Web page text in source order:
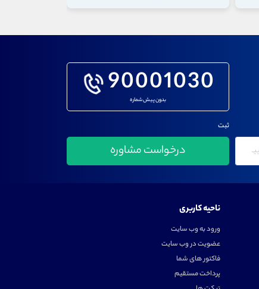
90001030
بدون پیش شماره
ثبت
ناحیه کاربری
ورود به وب سایت
عضویت در وب سایت
فاکتور های شما
پرداخت مستقیم